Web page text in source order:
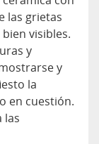
las grietas
visibles.
y
y
la
en cuestión.
las